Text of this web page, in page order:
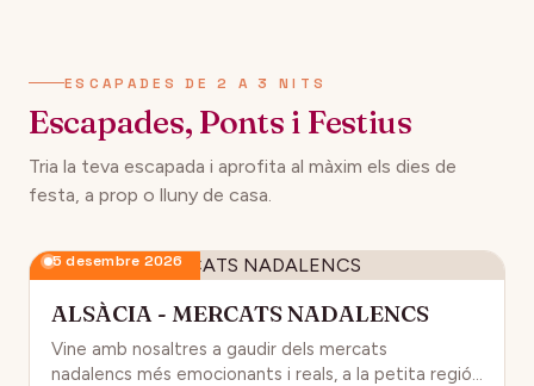
ESCAPADES DE 2 A 3 NITS
Escapades, Ponts i Festius
Tria la teva escapada i aprofita al màxim els dies de
festa, a prop o lluny de casa.
5 desembre 2026
ALSÀCIA - MERCATS NADALENCS
Vine amb nosaltres a gaudir dels mercats
nadalencs més emocionants i reals, a la petita regió